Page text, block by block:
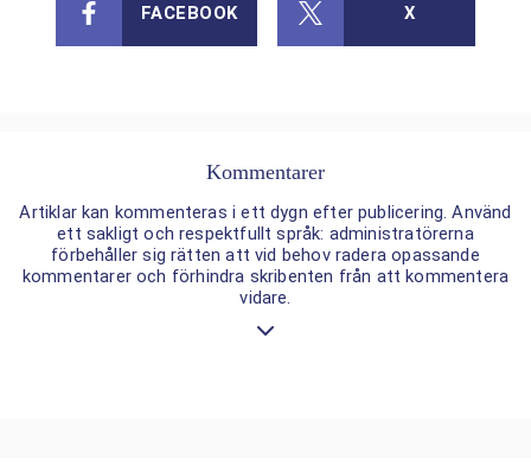
FACEBOOK X
Kommentarer
Artiklar kan kommenteras i ett dygn efter publicering. Använd
ett sakligt och respektfullt språk: administratörerna
förbehåller sig rätten att vid behov radera opassande
kommentarer och förhindra skribenten från att kommentera
vidare.